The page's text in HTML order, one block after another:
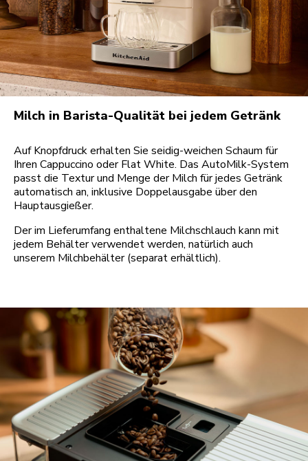
Milch in Barista-Qualität bei jedem Getränk
Auf Knopfdruck erhalten Sie seidig-weichen Schaum für
Ihren Cappuccino oder Flat White. Das AutoMilk-System
passt die Textur und Menge der Milch für jedes Getränk
automatisch an, inklusive Doppelausgabe über den
Hauptausgießer.
Der im Lieferumfang enthaltene Milchschlauch kann mit
jedem Behälter verwendet werden, natürlich auch
unserem Milchbehälter (separat erhältlich).